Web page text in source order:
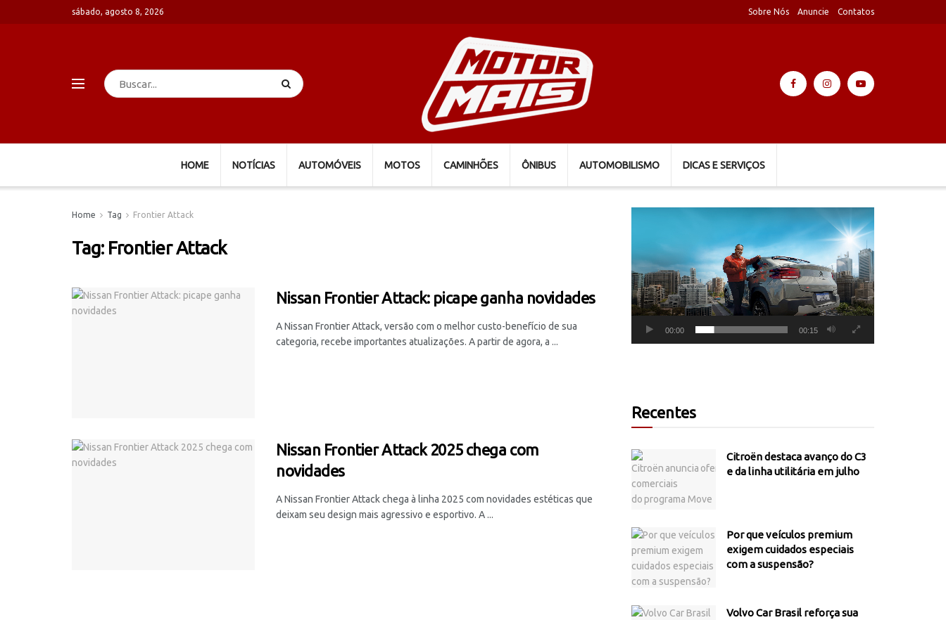
sábado, agosto 8, 2026 Sobre Nós Anuncie Contatos
HOME NOTÍCIAS AUTOMÓVEIS MOTOS CAMINHÕES ÔNIBUS AUTOMOBILISMO DICAS E SERVIÇOS
Home Tag Frontier Attack
Tag: Frontier Attack
Nissan Frontier Attack: picape ganha novidades
A Nissan Frontier Attack, versão com o melhor custo-benefício de sua
categoria, recebe importantes atualizações. A partir de agora, a ...
Nissan Frontier Attack 2025 chega com
novidades
A Nissan Frontier Attack chega à linha 2025 com novidades estéticas que
deixam seu design mais agressivo e esportivo. A ...
00:00 00:15
Recentes
Citroën destaca avanço do C3
e da linha utilitária em julho
Por que veículos premium
exigem cuidados especiais
com a suspensão?
Volvo Car Brasil reforça sua